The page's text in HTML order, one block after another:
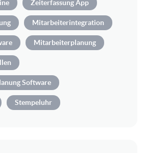
Zeiterfassung App
Mitarbeiterintegration
Mitarbeiterplanung
Software
Stempeluhr